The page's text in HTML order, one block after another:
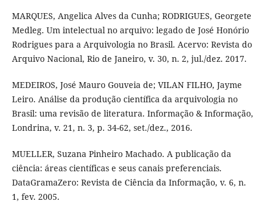
MARQUES, Angelica Alves da Cunha; RODRIGUES, Georgete
Medleg. Um intelectual no arquivo: legado de José Honório
Rodrigues para a Arquivologia no Brasil. Acervo: Revista do
Arquivo Nacional, Rio de Janeiro, v. 30, n. 2, jul./dez. 2017.
MEDEIROS, José Mauro Gouveia de; VILAN FILHO, Jayme
Leiro. Análise da produção científica da arquivologia no
Brasil: uma revisão de literatura. Informação & Informação,
Londrina, v. 21, n. 3, p. 34-62, set./dez., 2016.
MUELLER, Suzana Pinheiro Machado. A publicação da
ciência: áreas científicas e seus canais preferenciais.
DataGramaZero: Revista de Ciência da Informação, v. 6, n.
1, fev. 2005.